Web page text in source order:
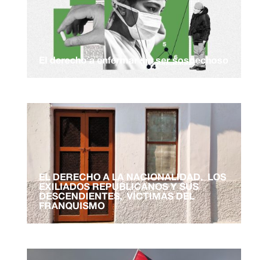
El derecho a enfermar sin ser sospechoso
EL DERECHO A LA NACIONALIDAD. LOS
EXILIADOS REPUBLICANOS Y SUS
DESCENDIENTES, VÍCTIMAS DEL
FRANQUISMO